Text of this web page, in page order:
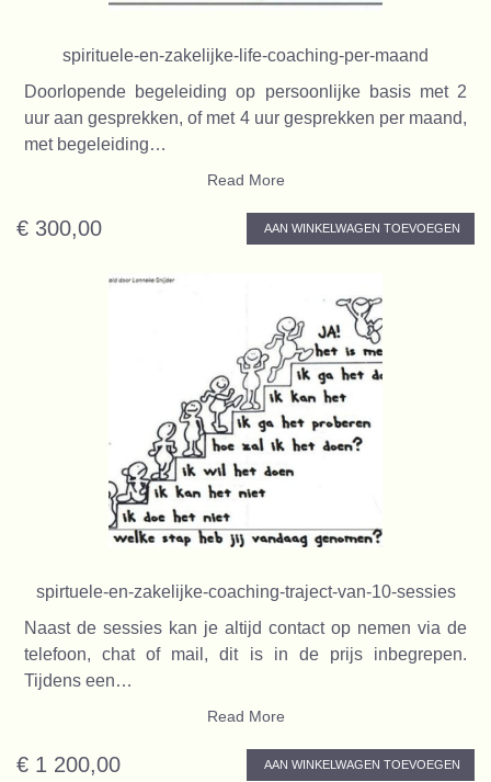
spirituele-en-zakelijke-life-coaching-per-maand
Doorlopende begeleiding op persoonlijke basis met 2
uur aan gesprekken, of met 4 uur gesprekken per maand,
met begeleiding…
Read More
€ 300,00 AAN WINKELWAGEN TOEVOEGEN
spirtuele-en-zakelijke-coaching-traject-van-10-sessies
Naast de sessies kan je altijd contact op nemen via de
telefoon, chat of mail, dit is in de prijs inbegrepen.
Tijdens een…
Read More
€ 1 200,00 AAN WINKELWAGEN TOEVOEGEN